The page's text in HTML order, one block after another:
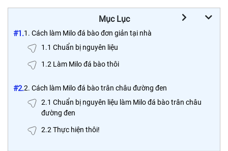
Mục Lục
#1.1. Cách làm Milo đá bào đơn giản tại nhà
1.1 Chuẩn bị nguyên liệu
1.2 Làm Milo đá bào thôi
#2.2. Cách làm Milo đá bào trân châu đường đen
2.1 Chuẩn bị nguyên liệu làm Milo đá bào trân châu
đường đen
2.2 Thực hiện thôi!